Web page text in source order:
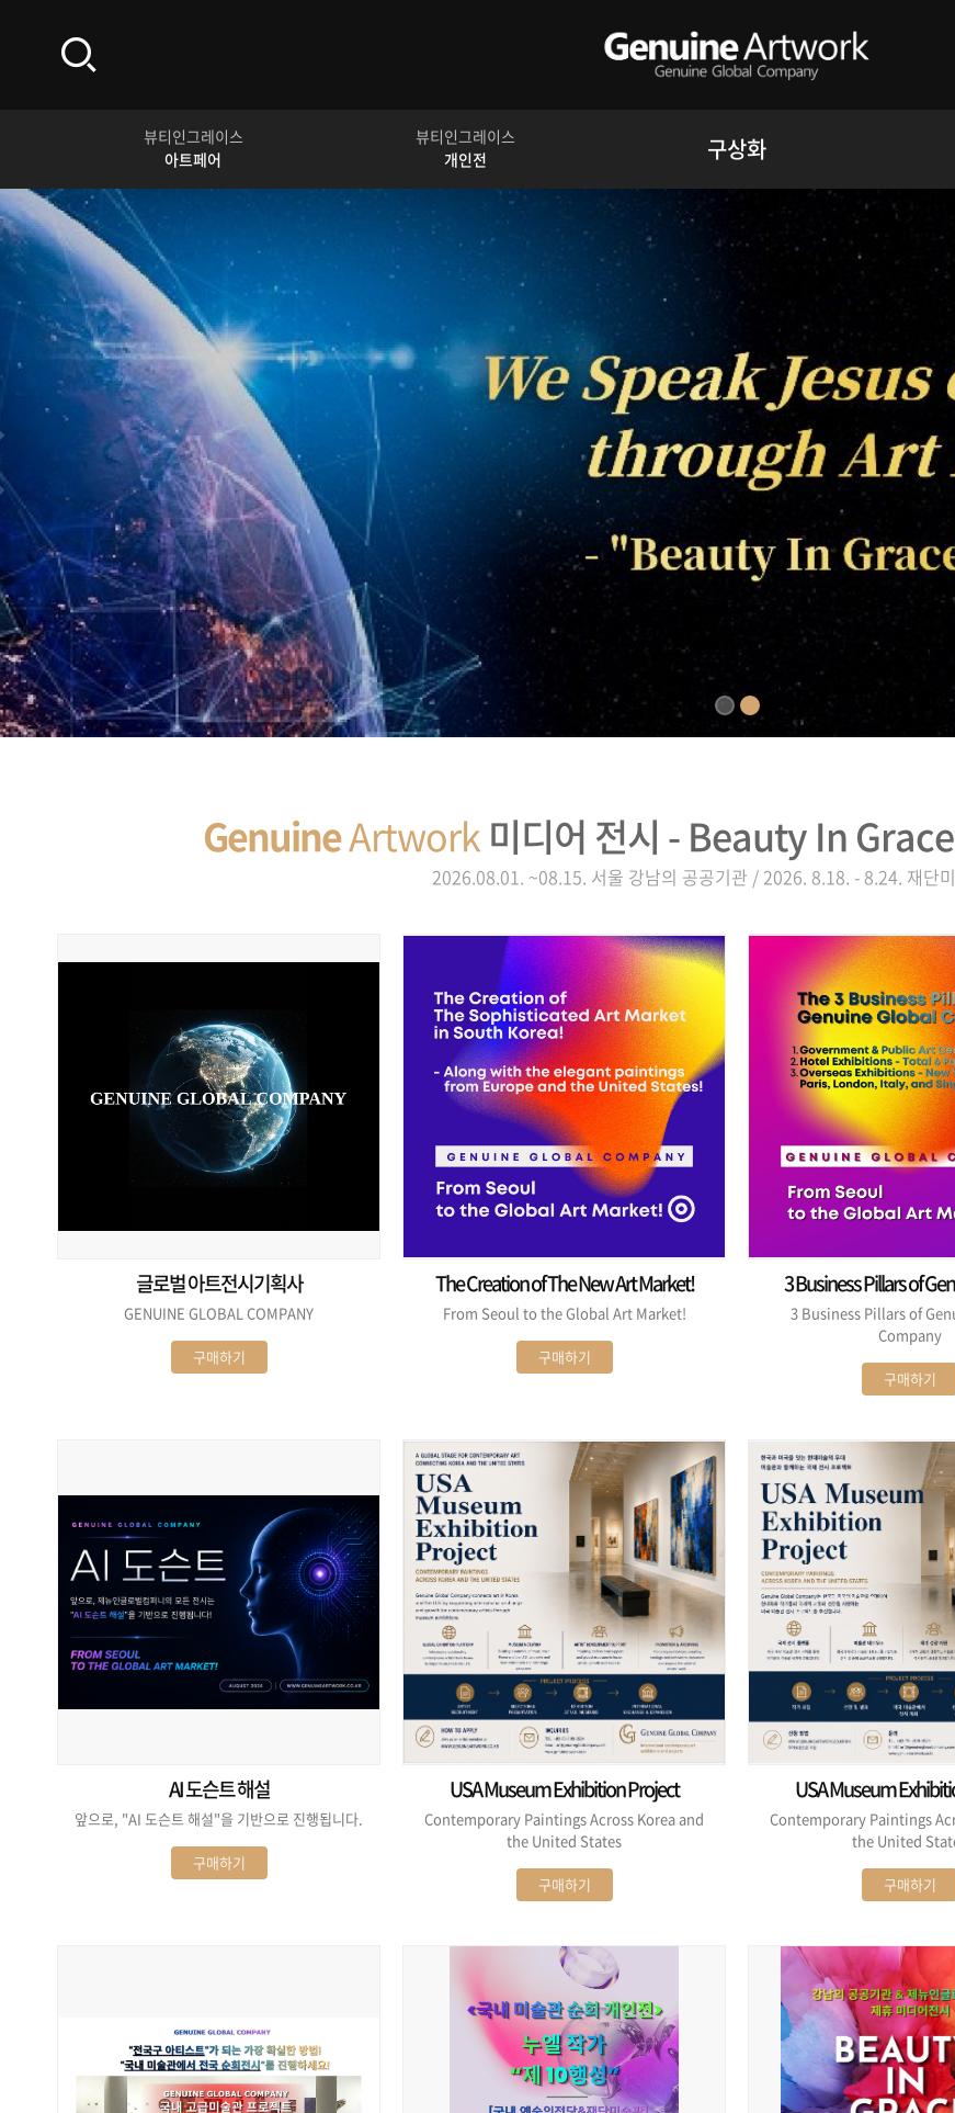
뷰티인그레이스
아트페어
뷰티인그레이스
개인전
구상화
GenuineArtwork 미디어 전시 - Beauty In
2026.08.01. ~08.15. 서울 강남의 공공기관 / 2026. 8.18. - 8.24. 재단
글로벌 아트전시기획사
GENUINE GLOBAL COMPANY
구매하기
The Creation of The New Art Market!
From Seoul to the Global Art Market!
구매하기
3 Business Pillars of Genuine Global
Company
3 Business Pillars of Genuine Global
Company
구매하기
AI 도슨트 해설
앞으로, "AI 도슨트 해설"을 기반으로 진행됩니다.
구매하기
USA Museum Exhibition Project
Contemporary Paintings Across Korea and
the United States
구매하기
USA Museum
Contemporary Paintings
the United
구매하기